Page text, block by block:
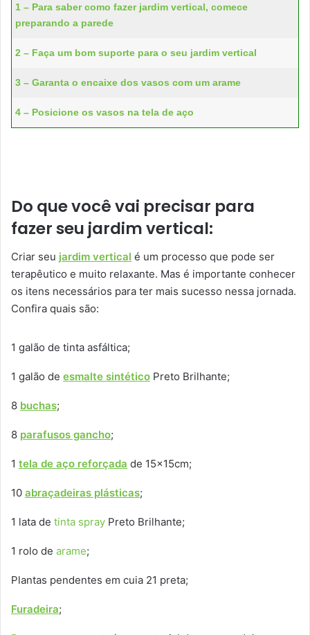
1 – Para saber como fazer jardim vertical, comece
preparando a parede
2 – Faça um bom suporte para o seu jardim vertical
3 – Garanta o encaixe dos vasos com um arame
4 – Posicione os vasos na tela de aço
Do que você vai precisar para
fazer seu jardim vertical:
Criar seu jardim vertical é um processo que pode ser
terapêutico e muito relaxante. Mas é importante conhecer
os itens necessários para ter mais sucesso nessa jornada.
Confira quais são:
1 galão de tinta asfáltica;
1 galão de esmalte sintético Preto Brilhante;
8 buchas;
8 parafusos gancho;
1 tela de aço reforçada de 15x15cm;
10 abraçadeiras plásticas;
1 lata de tinta spray Preto Brilhante;
1 rolo de arame;
Plantas pendentes em cuia 21 preta;
Furadeira;